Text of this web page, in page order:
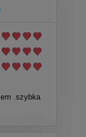
.szybka